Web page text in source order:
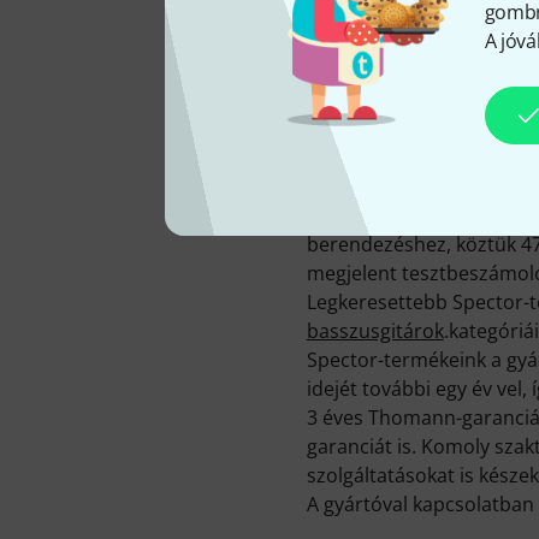
A
Spector-termékek főként
készülnek.
Jelenleg 43 különböző
Annak érdekében,
termékleírásaink mellett
berendezéshez, köztük
megjelent
Legkeresettebb
basszusgitárok
Spector-termékeink a
idejét további egy év vel,
3 éves Thomann-
garanciát is. Komoly
szolgáltatásokat is
A gyártóval